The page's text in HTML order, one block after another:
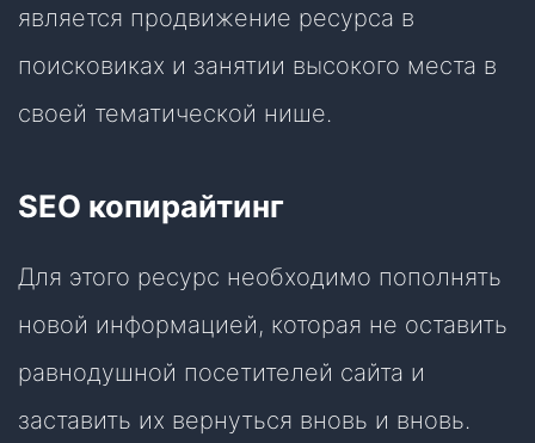
является продвижение ресурса в
поисковиках и занятии высокого места в
своей тематической нише.
SEO копирайтинг
Для этого ресурс необходимо пополнять
новой информацией, которая не оставить
равнодушной посетителей сайта и
заставить их вернуться вновь и вновь.